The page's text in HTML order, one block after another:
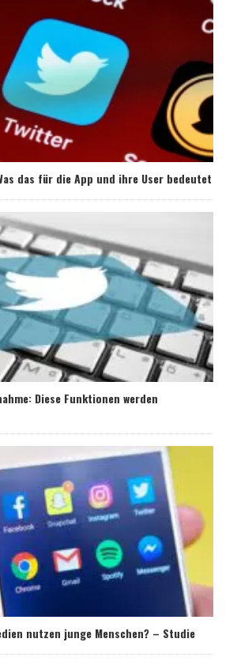
das für die App und ihre User bedeutet
Diese Funktionen werden
nutzen junge Menschen? – Studie